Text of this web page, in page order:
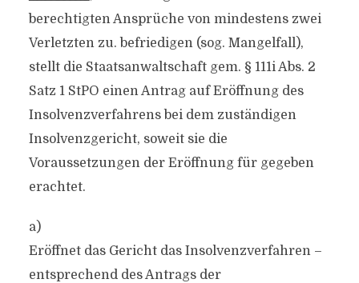
berechtigten Ansprüche von mindestens zwei
Verletzten zu. befriedigen (sog. Mangelfall),
stellt die Staatsanwaltschaft gem. § 111i Abs. 2
Satz 1 StPO einen Antrag auf Eröffnung des
Insolvenzverfahrens bei dem zuständigen
Insolvenzgericht, soweit sie die
Voraussetzungen der Eröffnung für gegeben
erachtet.
a)
Eröffnet das Gericht das Insolvenzverfahren –
entsprechend des Antrags der